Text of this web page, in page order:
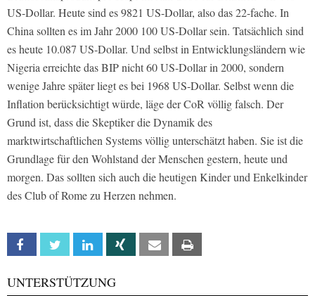
US-Dollar. Heute sind es 9821 US-Dollar, also das 22-fache. In
China sollten es im Jahr 2000 100 US-Dollar sein. Tatsächlich sind
es heute 10.087 US-Dollar. Und selbst in Entwicklungsländern wie
Nigeria erreichte das BIP nicht 60 US-Dollar in 2000, sondern
wenige Jahre später liegt es bei 1968 US-Dollar. Selbst wenn die
Inflation berücksichtigt würde, läge der CoR völlig falsch. Der
Grund ist, dass die Skeptiker die Dynamik des
marktwirtschaftlichen Systems völlig unterschätzt haben. Sie ist die
Grundlage für den Wohlstand der Menschen gestern, heute und
morgen. Das sollten sich auch die heutigen Kinder und Enkelkinder
des Club of Rome zu Herzen nehmen.
Facebook Twitter Linkedin Xing Email
UNTERSTÜTZUNG